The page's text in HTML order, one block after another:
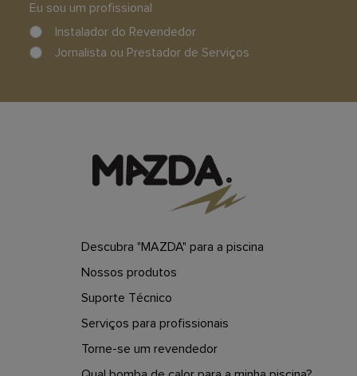
Descubra "MAZDA" para a piscina
Nossos produtos
Suporte Técnico
Serviços para profissionais
Torne-se um revendedor
Eu sou um profissional
Instalador do Revendedor
Jornalista ou Prestador de Serviços